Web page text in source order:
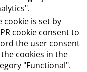
cookie is set by
cookie consent to
the user consent
cookies in the
"Functional".